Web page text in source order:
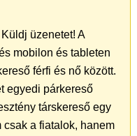
üzenetet! A
mobilon és tableten
férfi és nő között.
egyedi párkereső
társkereső egy
a fiatalok, hanem